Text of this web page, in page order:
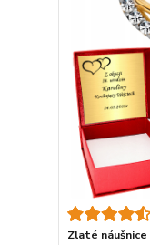
Zlaté